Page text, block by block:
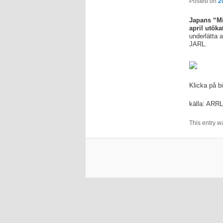
Japans
april
underlätta
JARL.
Klicka på
källa: ARRL
This entry